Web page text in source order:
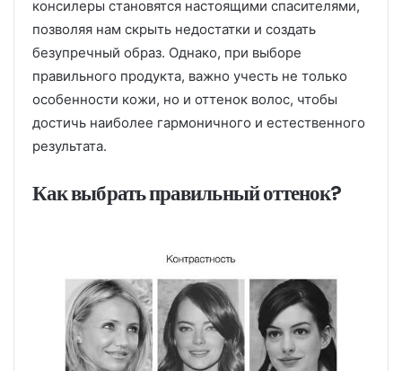
консилеры становятся настоящими спасителями,
позволяя нам скрыть недостатки и создать
безупречный образ. Однако, при выборе
правильного продукта, важно учесть не только
особенности кожи, но и оттенок волос, чтобы
достичь наиболее гармоничного и естественного
результата.
Как выбрать правильный оттенок?